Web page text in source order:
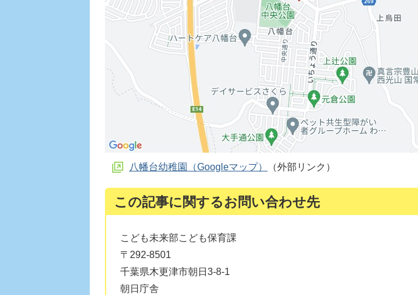
八幡台幼稚園（Googleマップ） （外部リンク）
この記事に関するお問い合わせ先
こども未来部こども保育課
〒292-8501
千葉県木更津市朝日3-8-1
朝日庁舎